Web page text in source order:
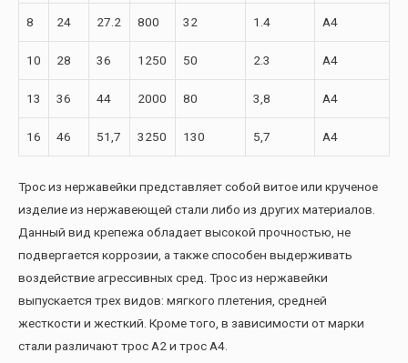
8 24 27.2 800 32 1.4 A4
10 28 36 1250 50 2.3 A4
13 36 44 2000 80 3,8 А4
16 46 51,7 3250 130 5,7 А4
Трос из нержавейки представляет собой витое или крученое
изделие из нержавеющей стали либо из других материалов.
Данный вид крепежа обладает высокой прочностью, не
подвергается коррозии, а также способен выдерживать
воздействие агрессивных сред. Трос из нержавейки
выпускается трех видов: мягкого плетения, средней
жесткости и жесткий. Кроме того, в зависимости от марки
стали различают трос А2 и трос А4.